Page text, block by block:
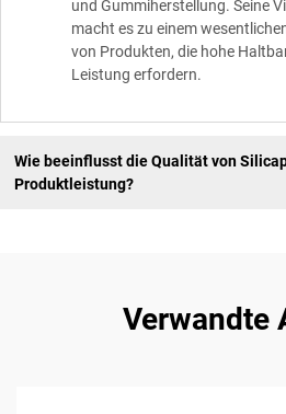
und Gummiherstellung. Seine
macht es zu einem
von Produkten, die hohe
Leistung erfordern.
Wie beeinflusst die Qualität von
Produktleistung?
Verwandte